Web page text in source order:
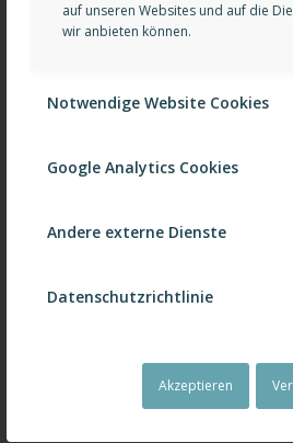
auf unseren Websites und auf die
wir anbieten können.
Notwendige Website Cookies
Google Analytics Cookies
Andere externe Dienste
Datenschutzrichtlinie
Akzeptieren
DIE KINESIOLOGIE
Methode basiert auf Erkenntnissen der
Stressmanagements sowie des